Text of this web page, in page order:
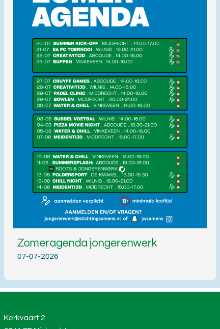
Zomeragenda jongerenwerk
07-07-2026
Kerkvaart 2